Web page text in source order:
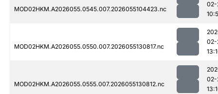
MOD02HKM.A2026055.0545.007.2026055104423.nc
02-
MOD02HKM.A2026055.0550.007.2026055130817.nc
02-
MOD02HKM.A2026055.0555.007.2026055130812.nc
02-